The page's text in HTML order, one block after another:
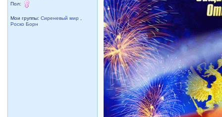
Пол:
Мои группы:Сиреневый мир
Роско Борн